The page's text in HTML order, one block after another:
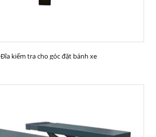
Đĩa kiểm tra cho góc đặt bánh xe